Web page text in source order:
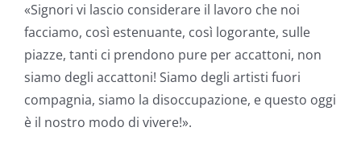
«Signori vi lascio considerare il lavoro che noi
facciamo, così estenuante, così logorante, sulle
piazze, tanti ci prendono pure per accattoni, non
siamo degli accattoni! Siamo degli artisti fuori
compagnia, siamo la disoccupazione, e questo oggi
è il nostro modo di vivere!».